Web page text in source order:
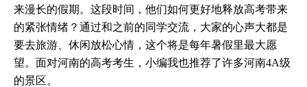
来漫长的假期。这段时间，他们如何更好地释放高考带来
的紧张情绪？通过和之前的同学交流，大家的心声大都是
要去旅游、休闲放松心情，这个将是每年暑假里最大愿
望。面对河南的高考考生，小编我也推荐了许多河南4A级
的景区。